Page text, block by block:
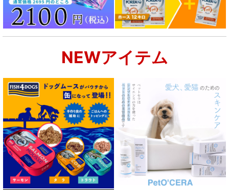
NEWアイテム